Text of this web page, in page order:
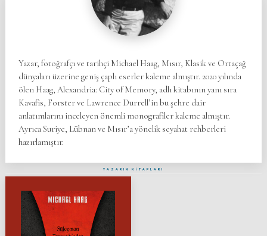
Yazar, fotoğrafçı ve tarihçi Michael Haag, Mısır, Klasik ve Ortaçağ
dünyaları üzerine geniş çaplı eserler kaleme almıştır. 2020 yılında
ölen Haag, Alexandria: City of Memory, adlı kitabının yanı sıra
Kavafis, Forster ve Lawrence Durrell’in bu şehre dair
anlatımlarını inceleyen önemli monografiler kaleme almıştır.
Ayrıca Suriye, Lübnan ve Mısır’a yönelik seyahat rehberleri
hazırlamıştır.
YAZARIN KİTAPLARI